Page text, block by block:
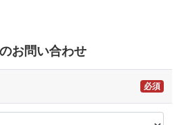
お問い合わせ
必須